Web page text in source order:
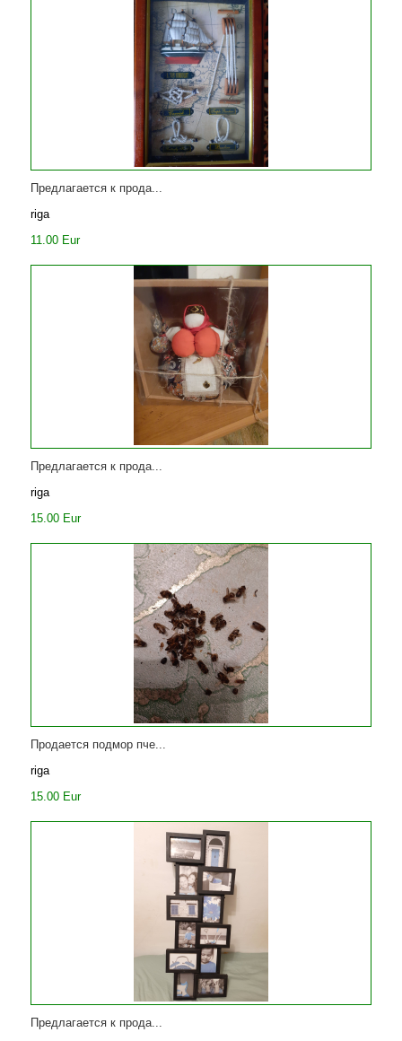
Предлагается к прода...
riga
11.00 Eur
Предлагается к прода...
riga
15.00 Eur
Продается подмор пче...
riga
15.00 Eur
Предлагается к прода...